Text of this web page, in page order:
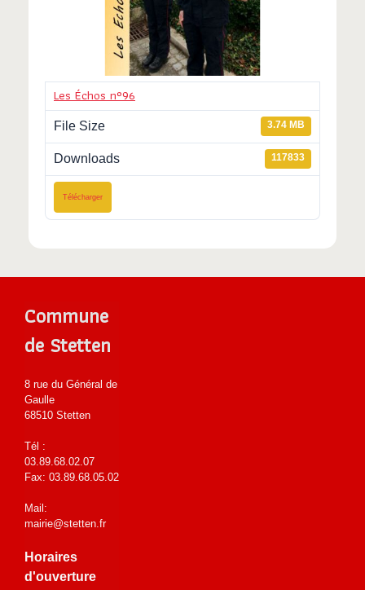
Les Échos n°96
File Size 3.74 MB
Downloads 117833
Télécharger
Commune
de Stetten
8 rue du Général de
Gaulle
68510 Stetten
Tél :
03.89.68.02.07
Fax: 03.89.68.05.02
Mail:
mairie@stetten.fr
Horaires
d'ouverture